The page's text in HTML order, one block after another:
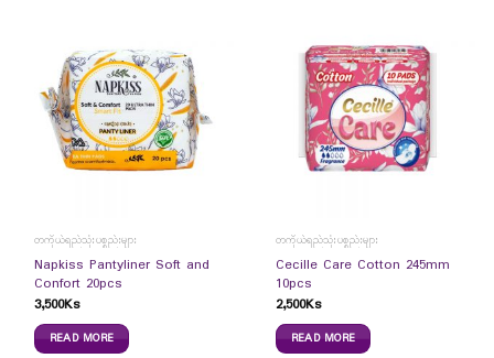
တကိုယ်ရည်သုံးပစ္စည်းများ
Napkiss Pantyliner Soft and
Confort 20pcs
3,500Ks
READ MORE
တကိုယ်ရည်သုံးပစ္စည်းများ
Cecille Care Cotton 245mm
10pcs
2,500Ks
READ MORE